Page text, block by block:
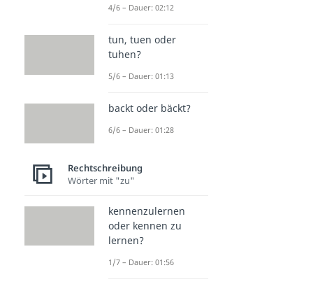
4/6 – Dauer: 02:12
tun, tuen oder
tuhen?
5/6 – Dauer: 01:13
backt oder bäckt?
6/6 – Dauer: 01:28
Rechtschreibung
Wörter mit "zu"
kennenzulernen
oder kennen zu
lernen?
1/7 – Dauer: 01:56